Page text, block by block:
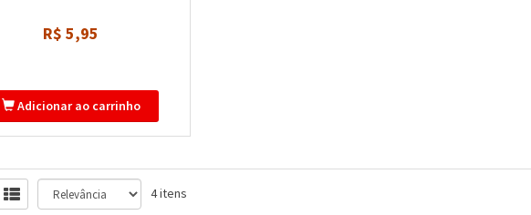
R$ 5,95
Adicionar ao carrinho
4 itens